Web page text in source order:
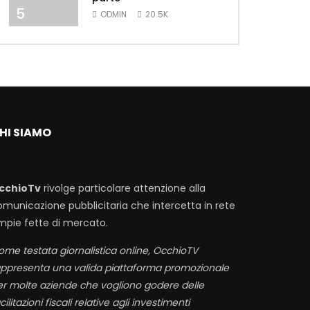
5 ODMIN 20.5K
SIAMO
rivolge particolare attenzione alla
pubblicitaria che intercetta in rete
fette di mercato.
testata giornalistica online, OcchioTV
una valida piattaforma promozionale
molte aziende che vogliono godere delle
fiscali relative agli investimenti